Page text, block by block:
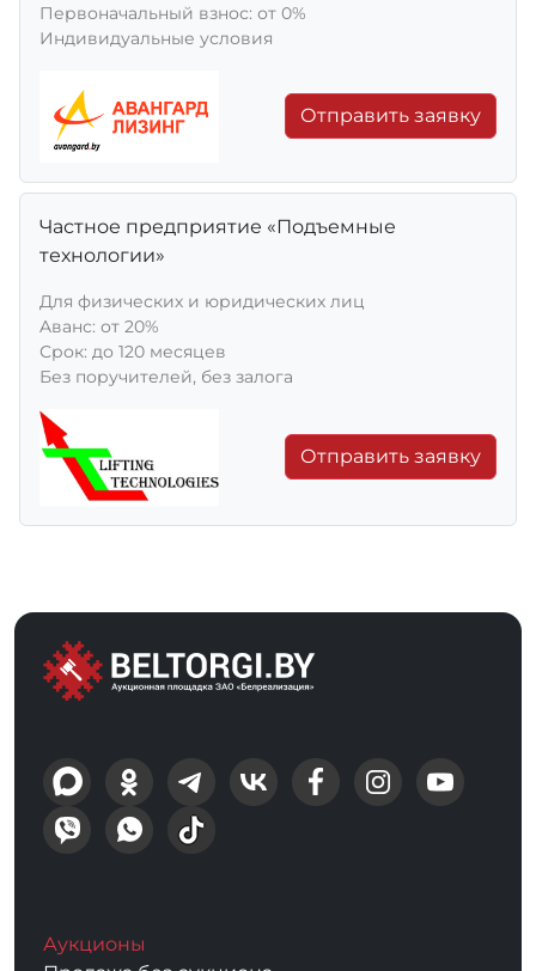
Первоначальный взнос: от 0%
Индивидуальные условия
Отправить заявку
Частное предприятие «Подъемные
технологии»
Для физических и юридических лиц
Aванс: от 20%
Срок: до 120 месяцев
Без поручителей, без залога
Отправить заявку
Аукционы